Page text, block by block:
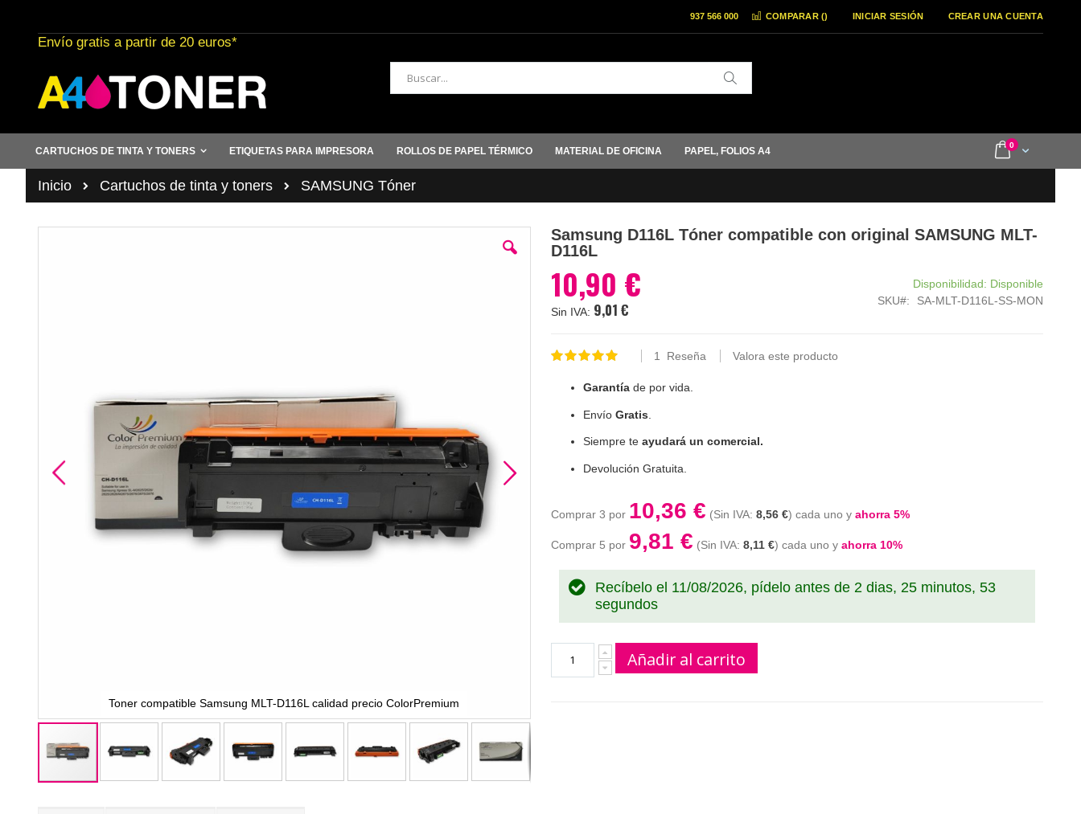
al
contenido
COMPARAR () INICIAR SESIÓN CREAR UNA CUENTA
937 566 000
Envío gratis a partir de 20 euros*
Buscar
Cart
0items
CARTUCHOS DE TINTA Y TONERS ETIQUETAS PARA IMPRESORA ROLLOS DE PAPEL TÉRMICO MATERIAL DE OFICINA PAPEL, FOLIOS A4
Inicio Cartuchos de tinta y toners SAMSUNG Tóner
Toner compatible Samsung MLT-D116L calidad precio ColorPremium
Samsung D116L Tóner compatible con original SAMSUNG MLT-
D116L
10,90 €
9,01 €
Disponibilidad: Disponible
SKU
SA-MLT-D116L-SS-MON
Valoración:
1 Reseña Valora este producto
Garantíade por vida.
Envío Gratis
Siempre te ayudará un comercial.
Devolución Gratuita.
Comprar 3 por 10,36 € 8,56 € cada uno y ahorra 5%
Comprar 5 por 9,81 € 8,11 € cada uno y ahorra 10%
Recíbelo el 11/08/2026, pídelo antes de 2 dias, 25 minutos, 52
segundos
Añadir al carrito